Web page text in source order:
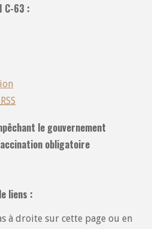
C-63 :
RSS
le gouvernement
obligatoire
liens :
à droite sur cette page ou en